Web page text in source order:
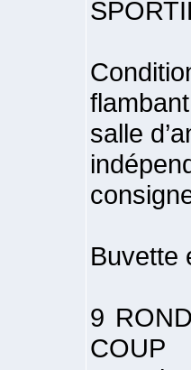
salle
Buvette
9
COUP